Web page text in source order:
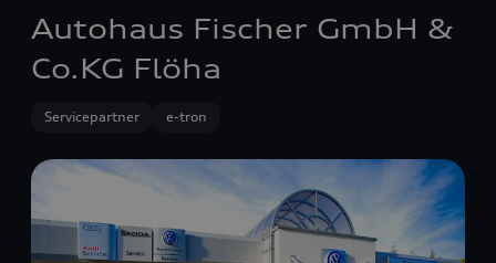
Autohaus Fischer GmbH &
Co.KG Flöha
Servicepartner e-tron